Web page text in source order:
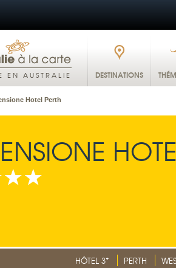
EN AUSTRALIE DESTINATIONS
Hotel Perth
HÔTEL 3* PERTH